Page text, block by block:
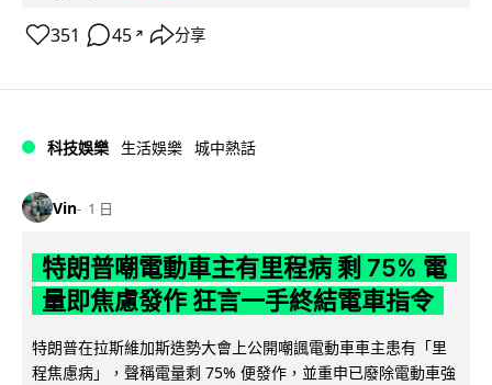
351 45 ↗ 分享
科技娛樂 生活娛樂 城中熱話
Vin 1 日
特朗普嘲電動車主有里程病 剩 75% 電
量即焦慮發作 狂言一手終結電車指令
特朗普在拉斯維加斯造勢大會上公開嘲諷電動車車主患有「里
程焦慮病」，聲稱電量剩 75% 便發作，並重申已廢除電動車強